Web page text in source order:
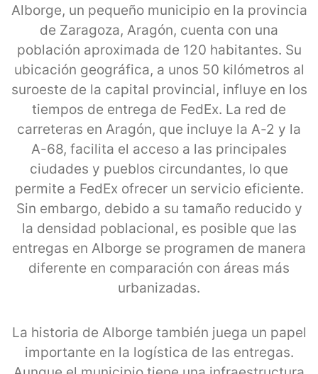
Alborge, un pequeño municipio en la provincia
de Zaragoza, Aragón, cuenta con una
población aproximada de 120 habitantes. Su
ubicación geográfica, a unos 50 kilómetros al
suroeste de la capital provincial, influye en los
tiempos de entrega de FedEx. La red de
carreteras en Aragón, que incluye la A-2 y la
A-68, facilita el acceso a las principales
ciudades y pueblos circundantes, lo que
permite a FedEx ofrecer un servicio eficiente.
Sin embargo, debido a su tamaño reducido y
la densidad poblacional, es posible que las
entregas en Alborge se programen de manera
diferente en comparación con áreas más
urbanizadas.
La historia de Alborge también juega un papel
importante en la logística de las entregas.